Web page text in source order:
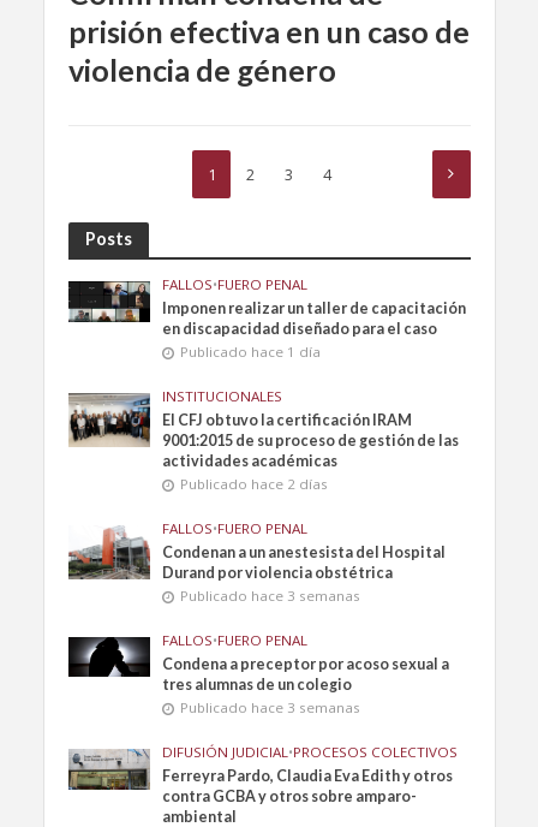
prisión efectiva en un caso de
violencia de género
1 2 3 4
Posts
FALLOS•FUERO PENAL
Imponen realizar un taller de capacitación
en discapacidad diseñado para el caso
Publicado hace 1 día
INSTITUCIONALES
El CFJ obtuvo la certificación IRAM
9001:2015 de su proceso de gestión de las
actividades académicas
Publicado hace 2 días
FALLOS•FUERO PENAL
Condenan a un anestesista del Hospital
Durand por violencia obstétrica
Publicado hace 3 semanas
FALLOS•FUERO PENAL
Condena a preceptor por acoso sexual a
tres alumnas de un colegio
Publicado hace 3 semanas
DIFUSIÓN JUDICIAL •PROCESOS COLECTIVOS
Ferreyra Pardo, Claudia Eva Edith y otros
contra GCBA y otros sobre amparo-
ambiental